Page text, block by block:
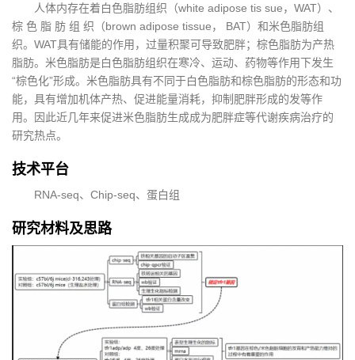
人体内存在着白色脂肪组织（white adipose tis sue，WAT）、
棕 色 脂 肪 组 织（brown adipose tissue， BAT）和米色脂肪组
织。WAT具有储能的作用，过量积聚可导致肥胖；棕色脂肪为产热
脂肪。米色脂肪是白色脂肪组织在寒冷、运动、药物等作用下发生
“棕色化”形成。米色脂肪具有不同于白色脂肪和棕色脂肪的形态和功
能，具有增加机体产热、促进能量消耗，抑制肥胖形成的发等作
用。因此近几年来促进米色脂肪生成成为肥胖症等代谢疾病治疗的
研究热点。
技术平台
RNA-seq、Chip-seq、蛋白组
研究材料及思路